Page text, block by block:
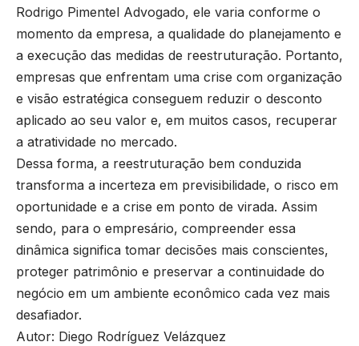
Rodrigo Pimentel Advogado, ele varia conforme o
momento da empresa, a qualidade do planejamento e
a execução das medidas de reestruturação. Portanto,
empresas que enfrentam uma crise com organização
e visão estratégica conseguem reduzir o desconto
aplicado ao seu valor e, em muitos casos, recuperar
a atratividade no mercado.
Dessa forma, a reestruturação bem conduzida
transforma a incerteza em previsibilidade, o risco em
oportunidade e a crise em ponto de virada. Assim
sendo, para o empresário, compreender essa
dinâmica significa tomar decisões mais conscientes,
proteger patrimônio e preservar a continuidade do
negócio em um ambiente econômico cada vez mais
desafiador.
Autor: Diego Rodríguez Velázquez